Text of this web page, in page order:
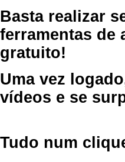
Basta realizar
ferramentas de
gratuito!
Uma vez
vídeos e se
Tudo num